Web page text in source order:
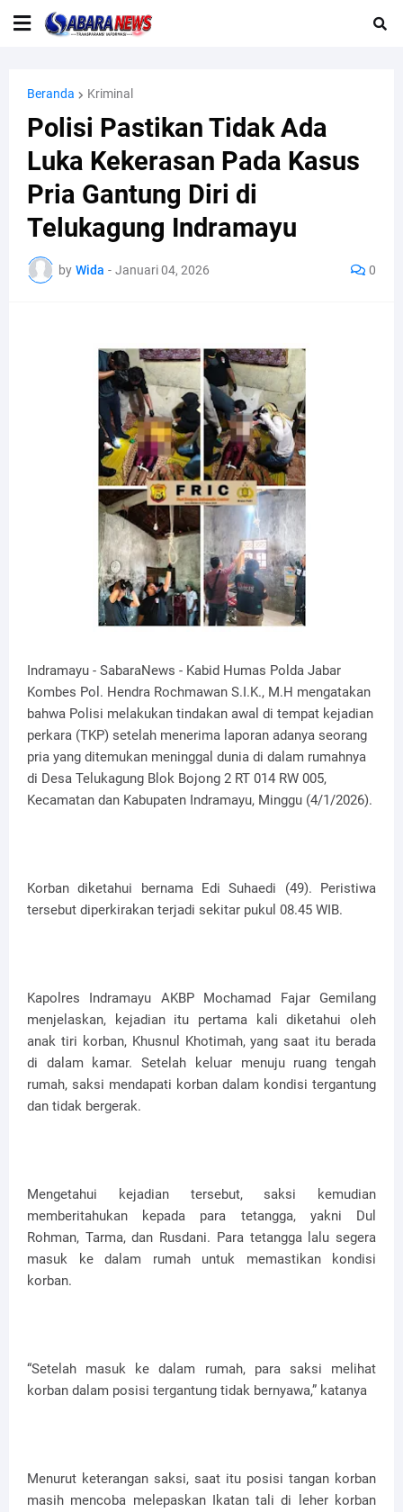
Beranda Kriminal
Polisi Pastikan Tidak Ada
Luka Kekerasan Pada Kasus
Pria Gantung Diri di
Telukagung Indramayu
by Wida - Januari 04, 2026 0
Indramayu - SabaraNews - Kabid Humas Polda Jabar
Kombes Pol. Hendra Rochmawan S.I.K., M.H mengatakan
bahwa Polisi melakukan tindakan awal di tempat kejadian
perkara (TKP) setelah menerima laporan adanya seorang
pria yang ditemukan meninggal dunia di dalam rumahnya
di Desa Telukagung Blok Bojong 2 RT 014 RW 005,
Kecamatan dan Kabupaten Indramayu, Minggu (4/1/2026).
Korban diketahui bernama Edi Suhaedi (49). Peristiwa
tersebut diperkirakan terjadi sekitar pukul 08.45 WIB.
Kapolres Indramayu AKBP Mochamad Fajar Gemilang
menjelaskan, kejadian itu pertama kali diketahui oleh
anak tiri korban, Khusnul Khotimah, yang saat itu berada
di dalam kamar. Setelah keluar menuju ruang tengah
rumah, saksi mendapati korban dalam kondisi tergantung
dan tidak bergerak.
Mengetahui kejadian tersebut, saksi kemudian
memberitahukan kepada para tetangga, yakni Dul
Rohman, Tarma, dan Rusdani. Para tetangga lalu segera
masuk ke dalam rumah untuk memastikan kondisi
korban.
“Setelah masuk ke dalam rumah, para saksi melihat
korban dalam posisi tergantung tidak bernyawa,” katanya
Menurut keterangan saksi, saat itu posisi tangan korban
masih mencoba melepaskan Ikatan tali di leher korban